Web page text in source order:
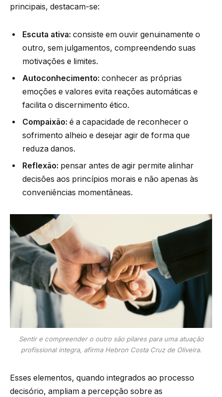
principais, destacam-se:
Escuta ativa: consiste em ouvir genuinamente o
outro, sem julgamentos, compreendendo suas
motivações e limites.
Autoconhecimento: conhecer as próprias
emoções e valores evita reações automáticas e
facilita o discernimento ético.
Compaixão: é a capacidade de reconhecer o
sofrimento alheio e desejar agir de forma que
reduza danos.
Reflexão: pensar antes de agir permite alinhar
decisões aos princípios morais e não apenas às
conveniências momentâneas.
Sentir e compreender o outro são pilares para uma atuação
profissional íntegra, afirma Hebron Costa Cruz de Oliveira.
Esses elementos, quando integrados ao processo
decisório, ampliam a percepção sobre as